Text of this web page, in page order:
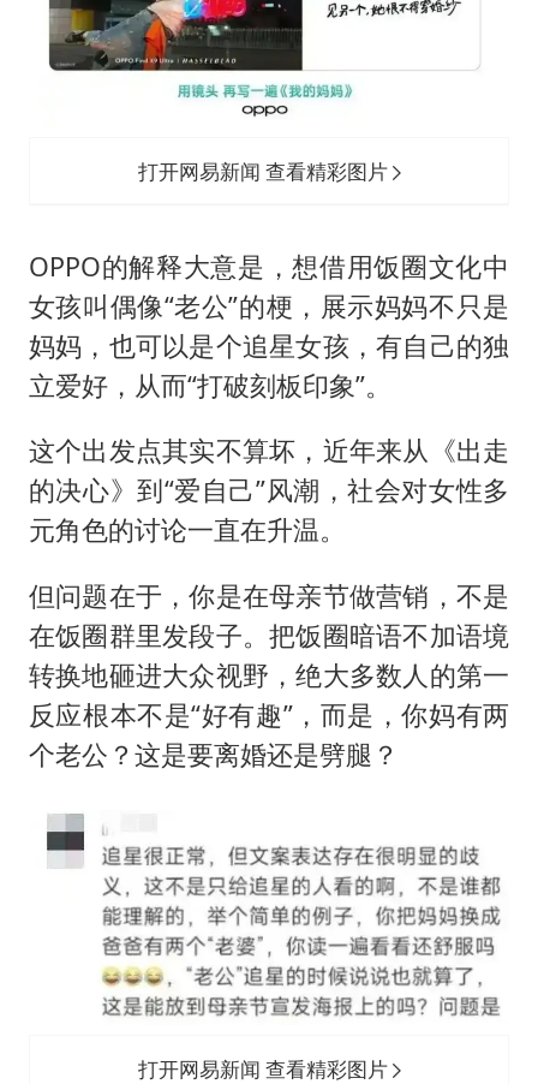
打开网易新闻 查看精彩图片
OPPO的解释大意是，想借用饭圈文化中
女孩叫偶像“老公”的梗，展示妈妈不只是
妈妈，也可以是个追星女孩，有自己的独
立爱好，从而“打破刻板印象”。
这个出发点其实不算坏，近年来从《出走
的决心》到“爱自己”风潮，社会对女性多
元角色的讨论一直在升温。
但问题在于，你是在母亲节做营销，不是
在饭圈群里发段子。把饭圈暗语不加语境
转换地砸进大众视野，绝大多数人的第一
反应根本不是“好有趣”，而是，你妈有两
个老公？这是要离婚还是劈腿？
打开网易新闻 查看精彩图片